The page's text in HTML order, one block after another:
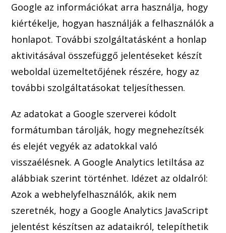
Google az információkat arra használja, hogy
kiértékelje, hogyan használják a felhasználók a
honlapot. További szolgáltatásként a honlap
aktivitásával összefüggő jelentéseket készít
weboldal üzemeltetőjének részére, hogy az
további szolgáltatásokat teljesíthessen.
Az adatokat a Google szerverei kódolt
formátumban tárolják, hogy megnehezítsék
és elejét vegyék az adatokkal való
visszaélésnek. A Google Analytics letiltása az
alábbiak szerint történhet. Idézet az oldalról:
Azok a webhelyfelhasználók, akik nem
szeretnék, hogy a Google Analytics JavaScript
jelentést készítsen az adataikról, telepíthetik